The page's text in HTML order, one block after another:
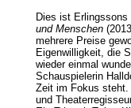
Dies ist
und Menschen
mehrere Preise
Eigenwilligkeit, die
wieder einmal
Schauspielerin
Zeit im Fokus
und